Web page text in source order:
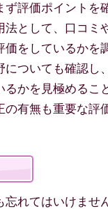
評価ポイントを
法として、口コミ
価をしているかを
についても確認し
るかを見極めるこ
有無も重要な評
忘れてはいけませ